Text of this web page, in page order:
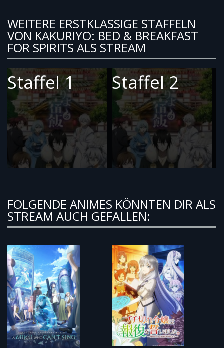
WEITERE ERSTKLASSIGE STAFFELN
VON KAKURIYO: BED & BREAKFAST
FOR SPIRITS ALS STREAM
Staffel 1 Staffel 2
FOLGENDE ANIMES KÖNNTEN DIR ALS
STREAM AUCH GEFALLEN: